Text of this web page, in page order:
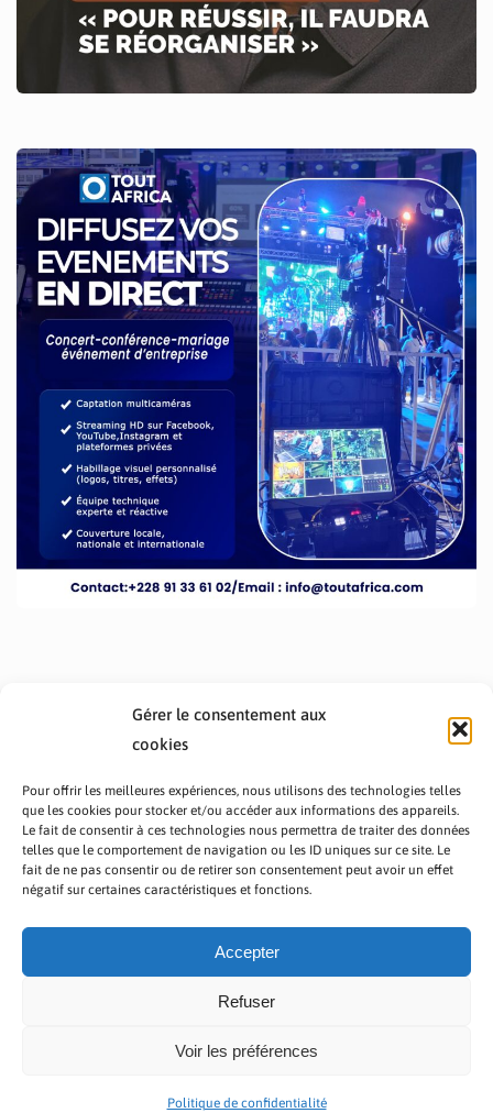
Gérer le consentement aux
cookies
Pour offrir les meilleures expériences, nous utilisons des technologies telles
que les cookies pour stocker et/ou accéder aux informations des appareils.
Le fait de consentir à ces technologies nous permettra de traiter des données
telles que le comportement de navigation ou les ID uniques sur ce site. Le
fait de ne pas consentir ou de retirer son consentement peut avoir un effet
négatif sur certaines caractéristiques et fonctions.
Accepter
Refuser
Voir les préférences
Politique de confidentialité
PRÉSENTATION TOUTAFRICA
A PROPOS
Copyright © 2023 TOUT AFRICA | Made by